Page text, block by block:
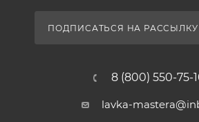
ПОДПИСАТЬСЯ НА РАССЫЛКУ
8 (800) 550-75-
lavka-